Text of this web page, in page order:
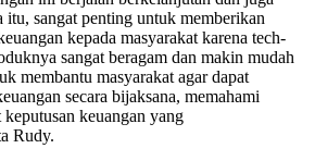
itu, sangat penting untuk memberikan
kepada masyarakat karena tech-
sangat beragam dan makin mudah
membantu masyarakat agar dapat
secara bijaksana, memahami
keuangan yang
Rudy.